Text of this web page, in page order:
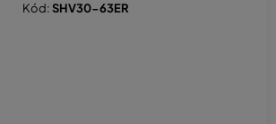
Kód:SHV30-63ER